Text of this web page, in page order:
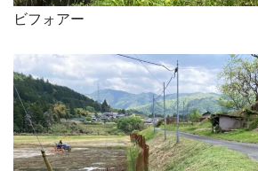
ビフォアー